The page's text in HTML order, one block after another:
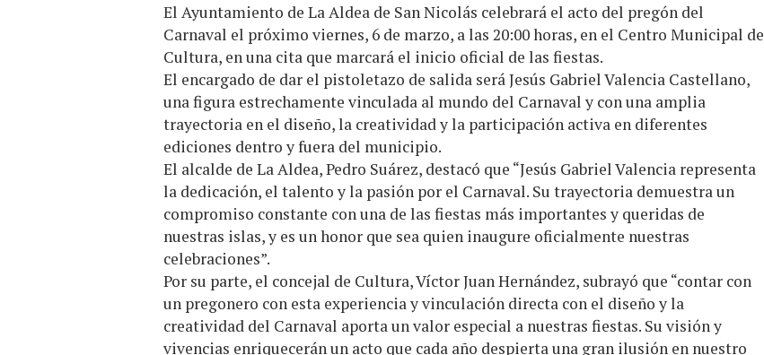
El Ayuntamiento de La Aldea de San Nicolás celebrará el acto del pregón del
Carnaval el próximo viernes, 6 de marzo, a las 20:00 horas, en el Centro Municipal de
Cultura, en una cita que marcará el inicio oficial de las fiestas.
El encargado de dar el pistoletazo de salida será Jesús Gabriel Valencia Castellano,
una figura estrechamente vinculada al mundo del Carnaval y con una amplia
trayectoria en el diseño, la creatividad y la participación activa en diferentes
ediciones dentro y fuera del municipio.
El alcalde de La Aldea, Pedro Suárez, destacó que “Jesús Gabriel Valencia representa
la dedicación, el talento y la pasión por el Carnaval. Su trayectoria demuestra un
compromiso constante con una de las fiestas más importantes y queridas de
nuestras islas, y es un honor que sea quien inaugure oficialmente nuestras
celebraciones”.
Por su parte, el concejal de Cultura, Víctor Juan Hernández, subrayó que “contar con
un pregonero con esta experiencia y vinculación directa con el diseño y la
creatividad del Carnaval aporta un valor especial a nuestras fiestas. Su visión y
vivencias enriquecerán un acto que cada año despierta una gran ilusión en nuestro